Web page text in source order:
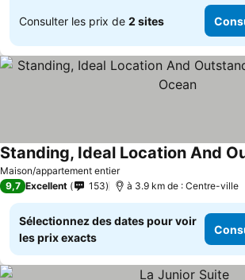
Consulter les prix de 2 sites
Maison/appartement entier
9,7 Excellent 153 à 3.9 km de : Centre-ville
Sélectionnez des dates pour voir
les prix exacts